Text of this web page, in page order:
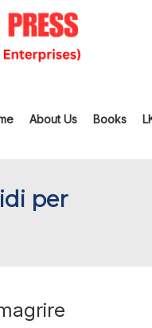
About Us Books
per